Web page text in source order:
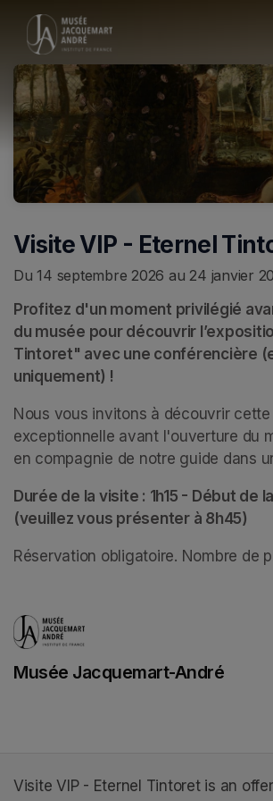
Skip header
Visite VIP - Eternel
Du 14 septembre 2026 au 24 janvier
Profitez d'un moment privilégié
du musée pour découvrir
Tintoret" avec une conférencière
uniquement) !
Nous vous invitons à découvrir
exceptionnelle avant l'ouverture du
en compagnie de notre guide dans
Durée de la visite : 1h15 - Début de
(veuillez vous présenter à 8h45)
Réservation obligatoire. Nombre de
Musée Jacquemart-André
Visite VIP - Eternel Tintoret is an